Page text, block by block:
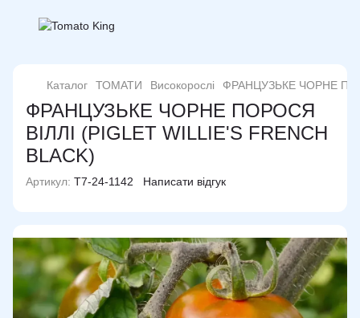
Каталог ТОМАТИ Високорослі ФРАНЦУЗЬКЕ ЧОРНЕ
ФРАНЦУЗЬКЕ ЧОРНЕ ПОРОСЯ
ВІЛЛІ (PIGLET WILLIE'S FRENCH
BLACK)
Артикул: T7-24-1142 Написати відгук